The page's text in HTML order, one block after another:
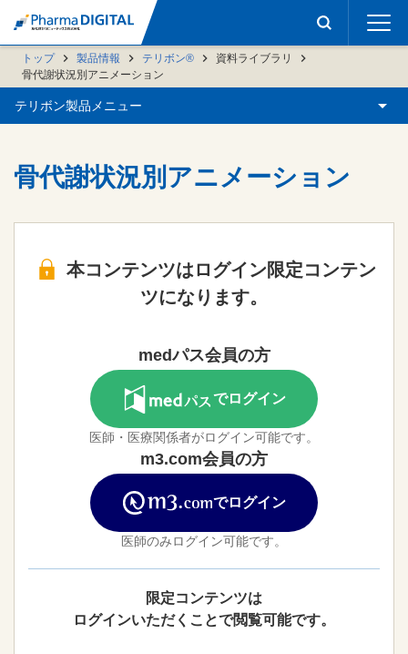
トップ 製品情報 テリボン®
資料ライブラリ
骨代謝状況別アニメーション
テリボン製品メニュー
骨代謝状況別アニメーション
本コンテンツはログイン限定コンテン
ツになります。
medパス会員の方
でログイン
医師・医療関係者がログイン可能です。
m3.com会員の方
でログイン
医師のみログイン可能です。
限定コンテンツは
ログインいただくことで閲覧可能です。